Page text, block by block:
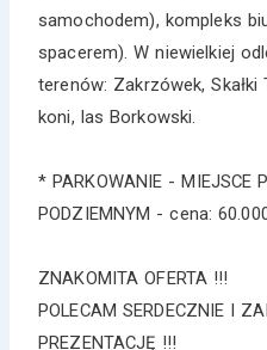
samochodem), kompleks
spacerem). W niewielkiej
terenów: Zakrzówek,
koni, las Borkowski.
* PARKOWANIE - MIEJSCE
PODZIEMNYM - cena:
ZNAKOMITA OFERTA !!!
POLECAM SERDECZNIE I
PREZENTACJĘ !!!